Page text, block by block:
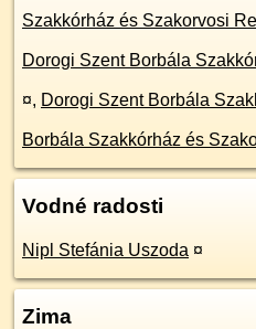
Szakkórház és Szakorvosi
Dorogi Szent Borbála
¤, Dorogi Szent Borbála
Borbála Szakkórház és
Vodné radosti
Nipl Stefánia Uszoda ¤
Zima